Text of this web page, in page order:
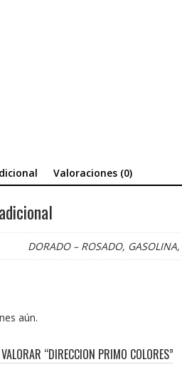
Valoraciones (0)
DORADO – ROSADO,
aún.
“DIRECCION PRIMO COLORES”